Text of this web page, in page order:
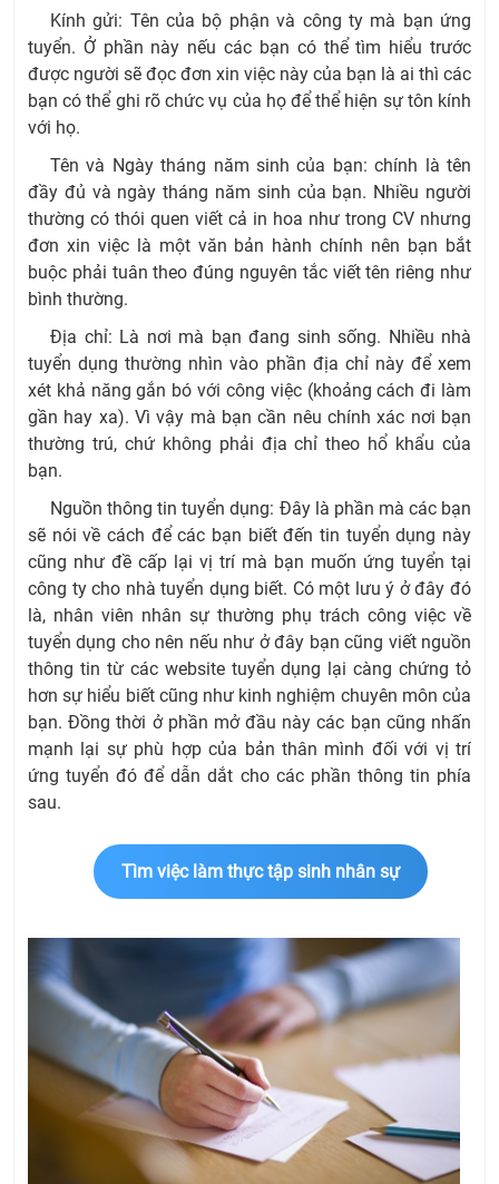
Kính gửi: Tên của bộ phận và công ty mà bạn ứng
tuyển. Ở phần này nếu các bạn có thể tìm hiểu trước
được người sẽ đọc đơn xin việc này của bạn là ai thì các
bạn có thể ghi rõ chức vụ của họ để thể hiện sự tôn kính
với họ.
Tên và Ngày tháng năm sinh của bạn: chính là tên
đầy đủ và ngày tháng năm sinh của bạn. Nhiều người
thường có thói quen viết cả in hoa như trong CV nhưng
đơn xin việc là một văn bản hành chính nên bạn bắt
buộc phải tuân theo đúng nguyên tắc viết tên riêng như
bình thường.
Địa chỉ: Là nơi mà bạn đang sinh sống. Nhiều nhà
tuyển dụng thường nhìn vào phần địa chỉ này để xem
xét khả năng gắn bó với công việc (khoảng cách đi làm
gần hay xa). Vì vậy mà bạn cần nêu chính xác nơi bạn
thường trú, chứ không phải địa chỉ theo hổ khẩu của
bạn.
Nguồn thông tin tuyển dụng: Đây là phần mà các bạn
sẽ nói về cách để các bạn biết đến tin tuyển dụng này
cũng như đề cấp lại vị trí mà bạn muốn ứng tuyển tại
công ty cho nhà tuyển dụng biết. Có một lưu ý ở đây đó
là, nhân viên nhân sự thường phụ trách công việc về
tuyển dụng cho nên nếu như ở đây bạn cũng viết nguồn
thông tin từ các website tuyển dụng lại càng chứng tỏ
hơn sự hiểu biết cũng như kinh nghiệm chuyên môn của
bạn. Đồng thời ở phần mở đầu này các bạn cũng nhấn
mạnh lại sự phù hợp của bản thân mình đối với vị trí
ứng tuyển đó để dẫn dắt cho các phần thông tin phía
sau.
Tìm việc làm thực tập sinh nhân sự